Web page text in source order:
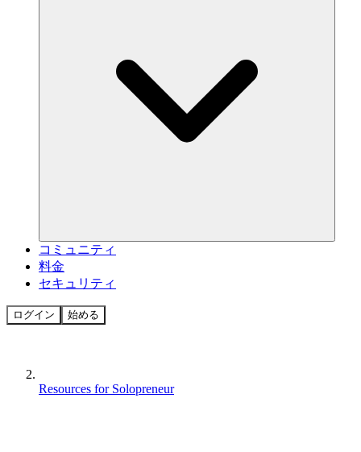
コミュニティ
料金
セキュリティ
ログイン 始める
Resources for Solopreneur